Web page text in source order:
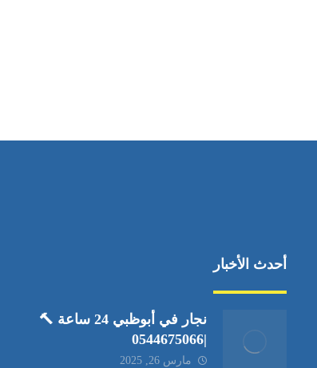
أحدث الأخبار
نجار في أبوظبي 24 ساعة 🔨
|0544675066
مارس 26, 2025